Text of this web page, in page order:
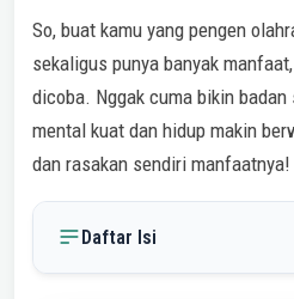
So, buat kamu yang pengen
sekaligus punya banyak
dicoba. Nggak cuma bikin
mental kuat dan hidup makin
dan rasakan sendiri manfaatnya!
Daftar Isi